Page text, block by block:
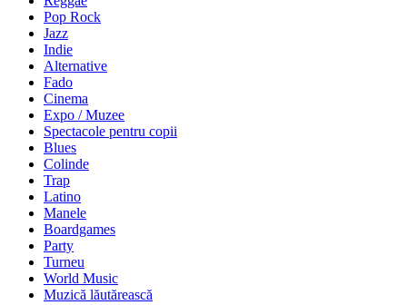
Pop Rock
Jazz
Indie
Alternative
Fado
Cinema
Expo / Muzee
Spectacole pentru copii
Blues
Colinde
Trap
Latino
Manele
Boardgames
Party
Turneu
World Music
Muzică lăutărească